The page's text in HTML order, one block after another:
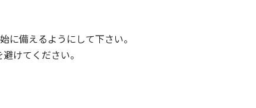
備えるようにして下さい。
けてください。